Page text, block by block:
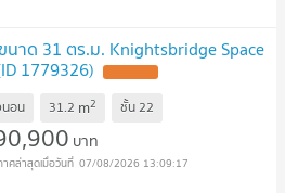
าด 31 ตร.ม. Knightsbridge Space
1779326)
อน 31.2 m2 ชั้น22
บาท
07/08/2026 13:09:17